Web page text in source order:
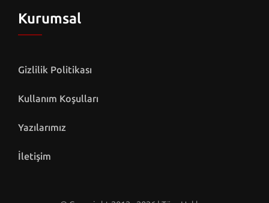
Kurumsal
Gizlilik Politikası
Kullanım Koşulları
Yazılarımız
İletişim